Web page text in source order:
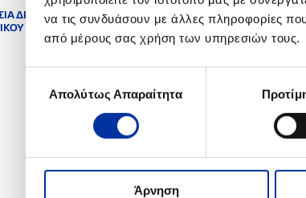
να τις συνδυάσουν με άλλες πληροφορίες
από μέρους σας χρήση των υπηρεσιών τους.
συγκατάθεσης
Απολύτως Απαραίτητα
Άρνηση
ΔΕΔΟΜΕΝΩΝ
ΧΑΡΑΚΤΗΡΑ
Οι υπόλοιπες μονάδες
κανονική λειτουργία.
Η ΕΛΛΗΝΙΚΑ
Προστασίας - σύμφωνα
πρωταρχική μέριμνα
περιβάλλοντος.
Η Εταιρεία έχει ήδη
μονάδων θα